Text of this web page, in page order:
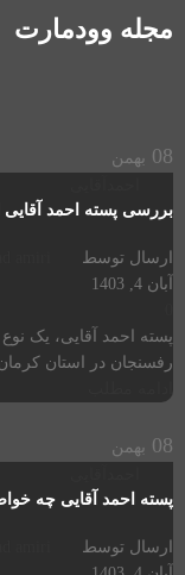
مجله وودمارت
08 بهمن
بررسی پسته احمد
ارسال توسط
آبان 4, 1403
پسته احمد آقایی، یک
رفسنجان در استان
08 بهمن
پسته احمد آقایی چه
ارسال توسط